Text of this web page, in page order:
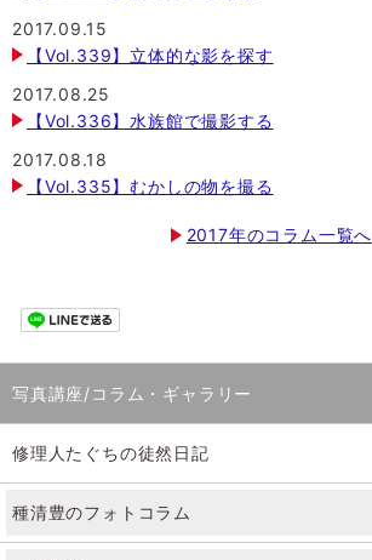
2017.09.15
【Vol.339】立体的な影を探す
2017.08.25
【Vol.336】水族館で撮影する
2017.08.18
【Vol.335】むかしの物を撮る
2017年のコラム一覧へ
写真講座/コラム・ギャラリー
修理人たぐちの徒然日記
種清豊のフォトコラム